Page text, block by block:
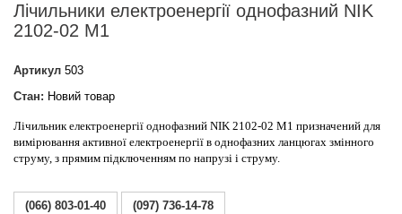
Лічильники електроенергії однофазний NIK
2102-02 М1
Артикул 503
Стан: Новий товар
Лічильник електроенергії однофазний NIK 2102-02 М1 призначений для
вимірювання активної електроенергії в однофазних ланцюгах змінного
струму, з прямим підключенням по напрузі і струму.
(066) 803-01-40 (097) 736-14-78